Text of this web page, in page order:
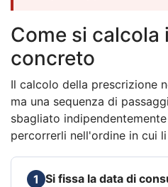
Come si calcola
concreto
Il calcolo della prescrizione
ma una sequenza di
sbagliato
percorrerli nell'ordine in cui
1 Si fissa la data di